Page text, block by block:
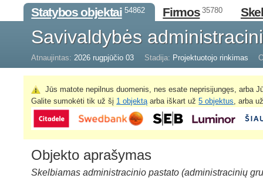
Statybos objektai 54862 Firmos 35780
Savivaldybės
Atnaujintas: 2026 rugpjūčio 03 Stadija: Projektuotojo rinkimas
Jūs matote nepilnus duomenis, nes esate neprisijungęs, arba
Galite sumokėti tik už šį 1 objektą arba iškart už5 objektus , arba
Objekto aprašymas
Skelbiamas administracinio pastato (administracinių